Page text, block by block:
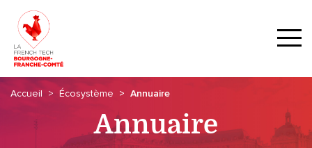
Accueil Écosystème Annuaire
Annuaire